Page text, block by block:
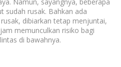
sudah rusak. Bahkan ada
dibiarkan tetap menjuntai,
memunculkan risiko bagi
di bawahnya.